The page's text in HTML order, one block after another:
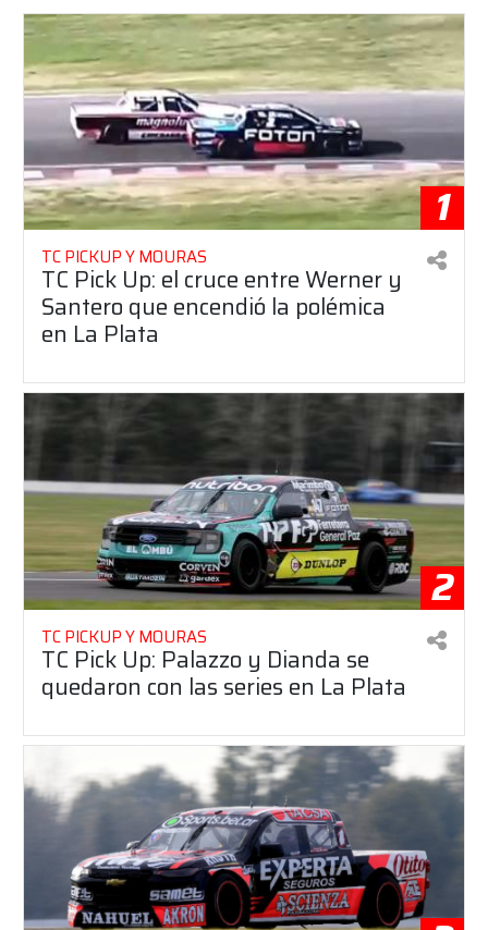
1
TC PICKUP Y MOURAS
TC Pick Up: el cruce entre Werner y
Santero que encendió la polémica
en La Plata
2
TC PICKUP Y MOURAS
TC Pick Up: Palazzo y Dianda se
quedaron con las series en La Plata